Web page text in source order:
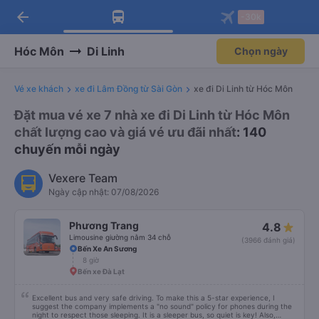
Tải app Vexere ngay!
Nhận ưu đãi thành viên độc
Mở app
Tải app Vexere
-30k/ghế khi đặt vé máy bay qua
Mở app
arrow_back
Hóc Môn Di Linh Chọn ngày
Vé xe khách xe đi Lâm Đồng từ Sài Gòn xe đi Di Linh từ Hóc Môn
Đặt mua vé xe 7 nhà xe đi Di Linh từ Hóc Môn
chất lượng cao và giá vé ưu đãi nhất: 140
chuyến mỗi ngày
Vexere Team
Ngày cập nhật: 07/08/2026
Phương Trang
Limousine giường nằm 34 chỗ
4.8
(3966 đánh giá)
Bến Xe An Sương
8 giờ
Bến xe Đà Lạt
Excellent bus and very safe driving. To make this a 5-star experience, I
suggest the company implements a "no sound" policy for phones during the
night to respect those sleeping. It is a sleeper bus, so quiet is key! Also,